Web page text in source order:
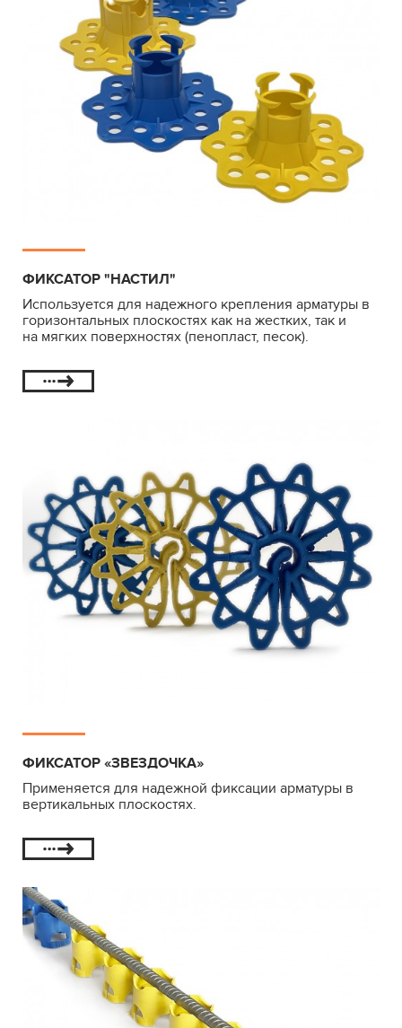
ФИКСАТОР "НАСТИЛ"
Используется для надежного крепления арматуры в
горизонтальных плоскостях как на жестких, так и
на мягких поверхностях (пенопласт, песок).
ФИКСАТОР «ЗВЕЗДОЧКА»
Применяется для надежной фиксации арматуры в
вертикальных плоскостях.